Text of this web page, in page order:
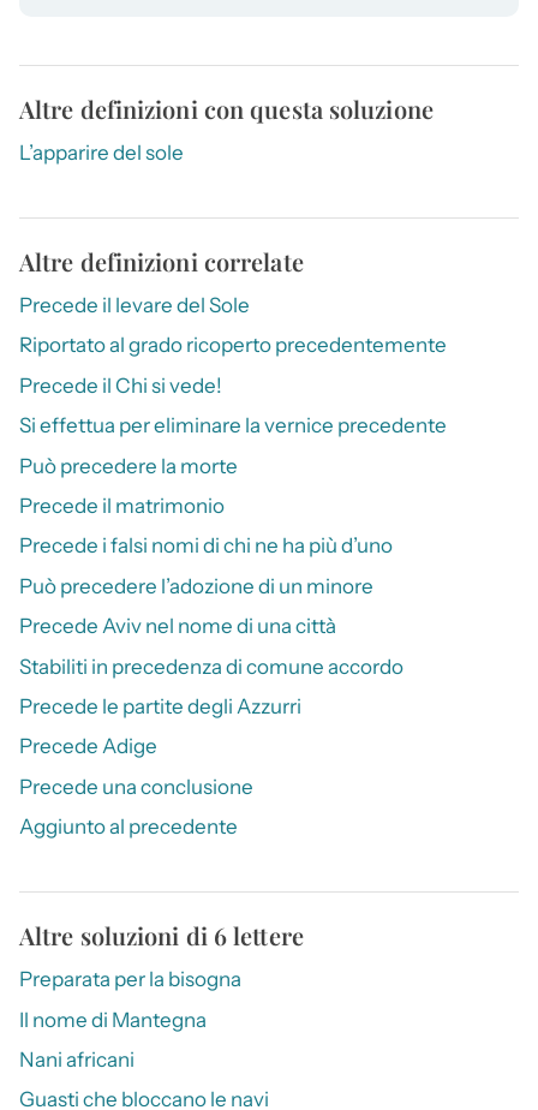
Altre definizioni con questa soluzione
L’apparire del sole
Altre definizioni correlate
Precede il levare del Sole
Riportato al grado ricoperto precedentemente
Precede il Chi si vede!
Si effettua per eliminare la vernice precedente
Può precedere la morte
Precede il matrimonio
Precede i falsi nomi di chi ne ha più d’uno
Può precedere l’adozione di un minore
Precede Aviv nel nome di una città
Stabiliti in precedenza di comune accordo
Precede le partite degli Azzurri
Precede Adige
Precede una conclusione
Aggiunto al precedente
Altre soluzioni di 6 lettere
Preparata per la bisogna
Il nome di Mantegna
Nani africani
Guasti che bloccano le navi